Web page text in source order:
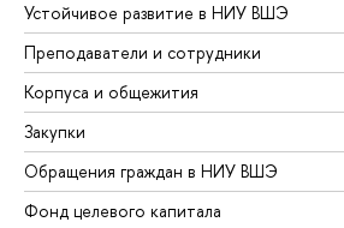
Устойчивое развитие в НИУ ВШЭ
Преподаватели и сотрудники
Корпуса и общежития
Закупки
Обращения граждан в НИУ ВШЭ
Фонд целевого капитала